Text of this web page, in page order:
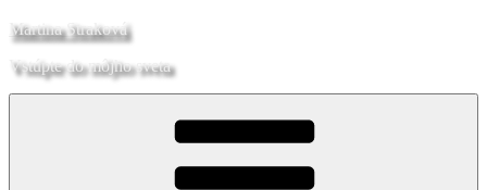
Martina Straková
Vstúpte do môjho sveta